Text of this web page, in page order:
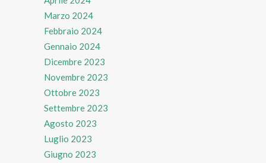
Marzo 2024
Febbraio 2024
Gennaio 2024
Dicembre 2023
Novembre 2023
Ottobre 2023
Settembre 2023
Agosto 2023
Luglio 2023
Giugno 2023